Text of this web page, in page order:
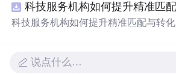
复任务。; 适合人群：具备一定信号与系统、数字信号处理
理论基础，熟悉稀疏表示与最优化方法
程能力的研究生、科研人员及从事语音
音质量要求较高的实际系统中；②作
理、时间推进格式（如显式Runge-
件的实施策略。通过多个典型算例（如
方程等）的仿真分析，充分验证了该方
践，读者可深入掌握NDG方法的算法
键环节。; 适合人群：具备偏微分方程数值解法、有限元方
新领域的AI+数智化解决方案，推动科
智能化发展。
科技服务机构如何提升精准匹配与转
说点什么…